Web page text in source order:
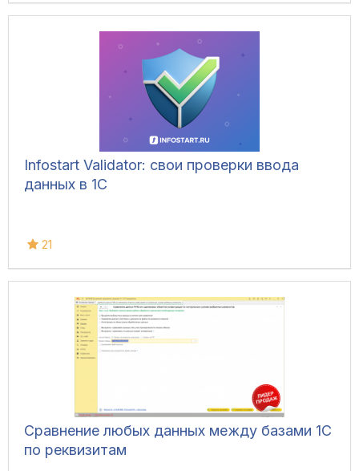
Infostart Validator: свои проверки ввода
данных в 1С
21
Сравнение любых данных между базами 1С
по реквизитам